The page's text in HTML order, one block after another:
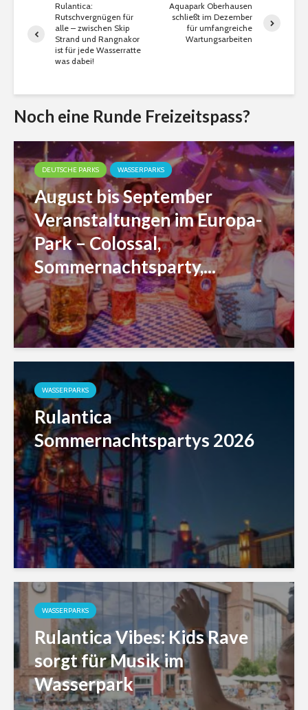
Rulantica:
Rutschvergnügen für
alle – zwischen Skip
Strand und Rangnakor
ist für jede Wasserratte
was dabei!
Aquapark Oberhausen
schließt im Dezember
für umfangreiche
Wartungsarbeiten
Noch eine Runde Freizeitspass?
DEUTSCHE PARKS WASSERPARKS
August bis September
Veranstaltungen im Europa-
Park – Colossal,
Sommernachtsparty,...
WASSERPARKS
Rulantica
Sommernachtspartys 2026
WASSERPARKS
Rulantica Vibes: Kids Rave
sorgt für Musik im
Wasserpark